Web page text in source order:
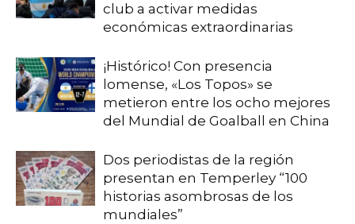
club a activar medidas
económicas extraordinarias
¡Histórico! Con presencia
lomense, «Los Topos» se
metieron entre los ocho mejores
del Mundial de Goalball en China
Dos periodistas de la región
presentan en Temperley “100
historias asombrosas de los
mundiales”